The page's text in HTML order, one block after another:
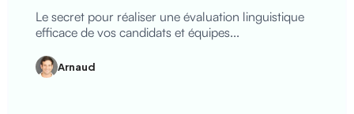
Le secret pour réaliser une évaluation linguistique
efficace de vos candidats et équipes...
Arnaud